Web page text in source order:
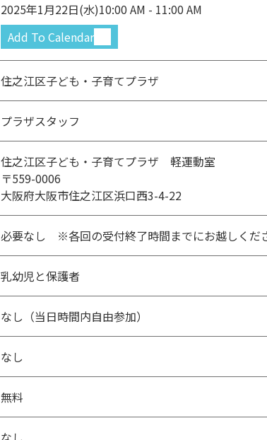
2025年1月22日(水)10:00 AM - 11:00 AM
Add To Calendar
住之江区子ども・子育てプラザ
プラザスタッフ
住之江区子ども・子育てプラザ 軽運動室
〒559-0006
大阪府大阪市住之江区浜口西3-4-22
必要なし ※各回の受付終了時間までにお越しくだ
乳幼児と保護者
なし（当日時間内自由参加）
なし
無料